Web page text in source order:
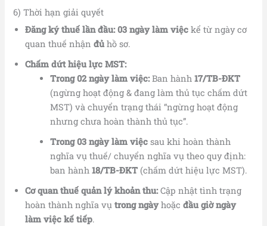
6) Thời hạn giải quyết
Đăng ký thuế lần đầu: 03 ngày làm việc kể từ ngày cơ
quan thuế nhậnđủhồ sơ.
Chấm dứt hiệu lực MST:
Trong 02 ngày làm việc:Ban hành17/TB-ĐKT
(ngừng hoạt động & đang làm thủ tục chấm dứt
MST) và chuyển trạng thái “ngừng hoạt động
nhưng chưa hoàn thành thủ tục”.
Trong 03 ngày làm việc sau khi hoàn thành
nghĩa vụ thuế/ chuyển nghĩa vụ theo quy định:
ban hành18/TB-ĐKT (chấm dứt hiệu lực MST).
Cơ quan thuế quản lý khoản thu:Cập nhật tình trạng
hoàn thành nghĩa vụtrong ngàyhoặcđầu giờ ngày
làm việc kế tiếp.